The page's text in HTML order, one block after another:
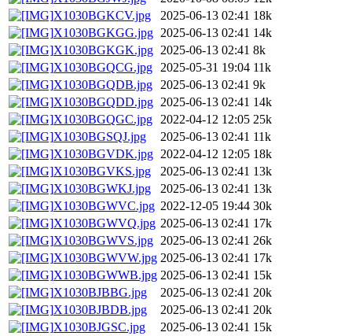
X1030BGKCV.jpg
2025-06-13 02:41 18k
X1030BGKGG.jpg 2025-06-13 02:41 14k
X1030BGKGK.jpg 2025-06-13 02:41 8k
X1030BGQCG.jpg
2025-05-31 19:04 11k
X1030BGQDB.jpg
2025-06-13 02:41 9k
X1030BGQDD.jpg 2025-06-13 02:41 14k
X1030BGQGC.jpg
2022-04-12 12:05 25k
X1030BGSQJ.jpg
2025-06-13 02:41 11k
X1030BGVDK.jpg 2022-04-12 12:05 18k
X1030BGVKS.jpg
2025-06-13 02:41 13k
X1030BGWKJ.jpg
2025-06-13 02:41 13k
X1030BGWVC.jpg 2022-12-05 19:44 30k
X1030BGWVQ.jpg 2025-06-13 02:41 17k
X1030BGWVS.jpg 2025-06-13 02:41 26k
X1030BGWVW.jpg 2025-06-13 02:41 17k
X1030BGWWB.jpg 2025-06-13 02:41 15k
X1030BJBBG.jpg
2025-06-13 02:41 20k
X1030BJBDB.jpg
2025-06-13 02:41 20k
X1030BJGSC.jpg
2025-06-13 02:41 15k